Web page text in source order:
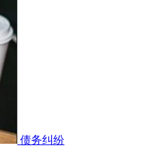
债务纠纷